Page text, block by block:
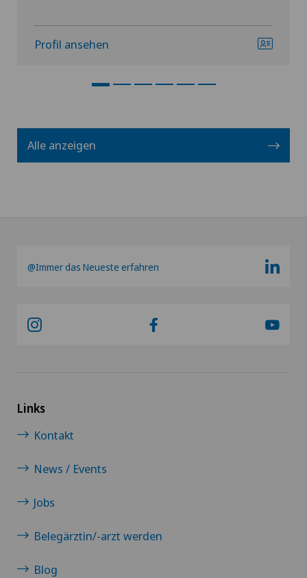
Profil ansehen
Alle anzeigen
@Immer das Neueste erfahren
Links
Kontakt
News / Events
Jobs
Belegärztin/-arzt werden
Blog